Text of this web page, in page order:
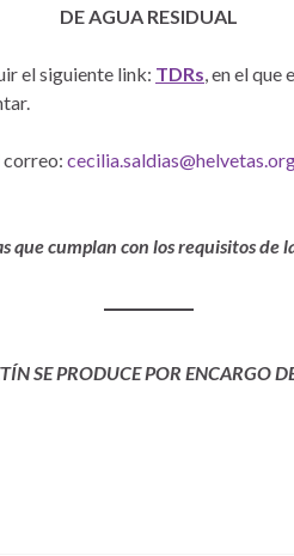
DE AGUA RESIDUAL
el siguiente link: TDRs, en el que
correo:
que cumplan con los requisitos de
SE PRODUCE POR ENCARGO